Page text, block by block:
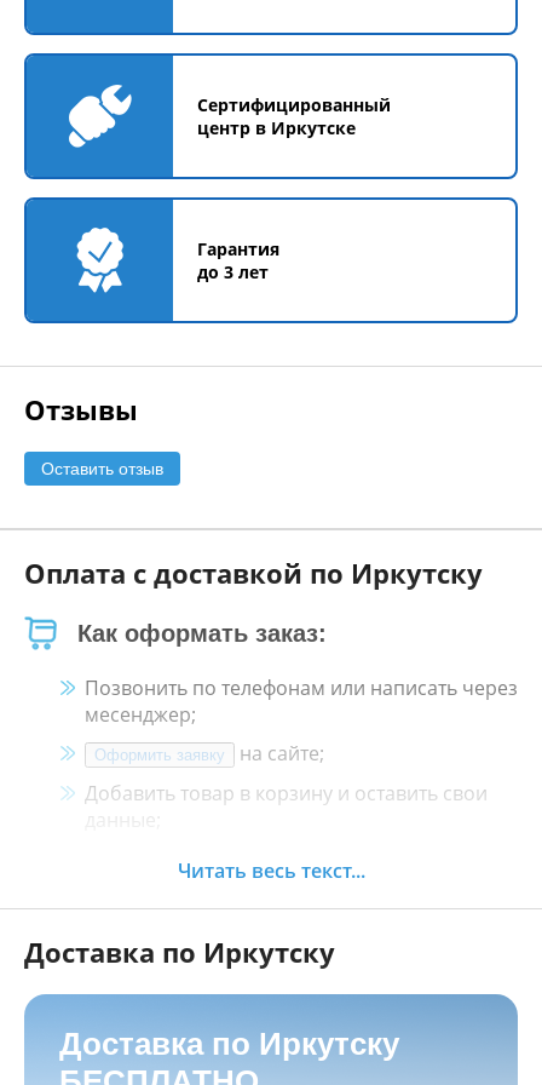
Сертифицированный
центр в Иркутске
Гарантия
до 3 лет
Отзывы
Оставить отзыв
Оплата с доставкой по Иркутску
Как оформать заказ:
Позвонить по телефонам или написать через
месенджер;
Оформить заявку
на сайте;
Добавить товар в корзину и оставить свои
данные;
Менеджер свяжется с Вами в течение 30
Как оплатить:
Наличными, пластиковой картой, кредитной
картой и картой ХАЛВА в кассе нашего
магазина по адресуг. Иркутск, ул. Баррикад
Читать весь текст...
Доставка по Иркутску
Доставка по Иркутску